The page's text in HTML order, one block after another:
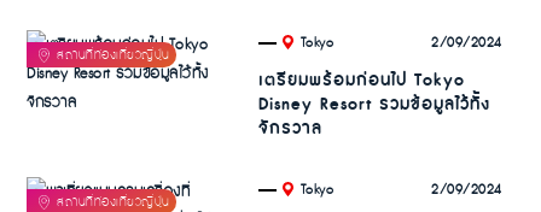
. Tokyo 2/09/2024
เตรียมพร้อมก่อนไป Tokyo
Disney Resort รวมข้อมูลไว้ทั้ง
จักรวาล
. Tokyo 2/09/2024